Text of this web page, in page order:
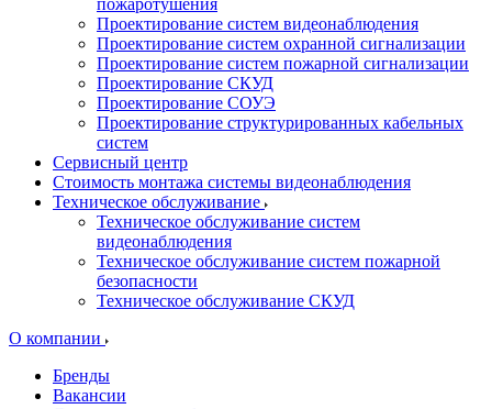
пожаротушения
Проектирование систем видеонаблюдения
Проектирование систем охранной сигнализации
Проектирование систем пожарной сигнализации
Проектирование СКУД
Проектирование СОУЭ
Проектирование структурированных кабельных
систем
Сервисный центр
Стоимость монтажа системы видеонаблюдения
Техническое обслуживание
Техническое обслуживание систем
видеонаблюдения
Техническое обслуживание систем пожарной
безопасности
Техническое обслуживание СКУД
О компании
Бренды
Вакансии